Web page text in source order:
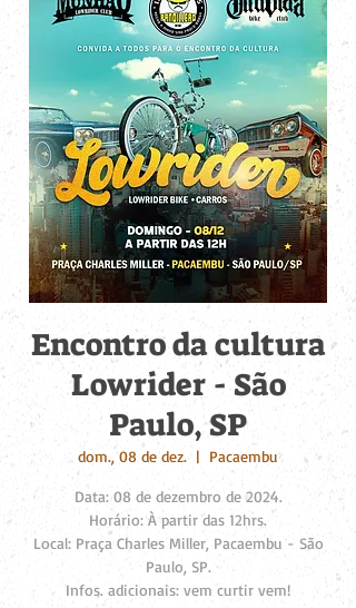
Encontro da cultura
Lowrider - São
Paulo, SP
dom., 08 de dez.
  |
Pacaembu
Data: 08 de dezembro de 2024.
Horário: À partir das 12hrs.
Local: Praça Charles Miller, Pacaembu - São
Paulo, SP.
Infos. adicionais: vem curtir vem!